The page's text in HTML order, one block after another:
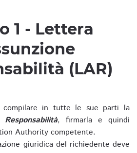
1 - Lettera
(LAR)
in tutte le sue parti la
, firmarla e quindi
Authority competente.
giuridica del richiedente deve